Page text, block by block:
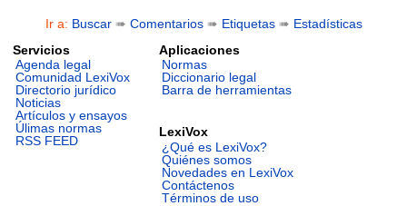
Ir a: Buscar➠ Comentarios➠ Etiquetas➠ Estadísticas
Servicios
Agenda legal
Comunidad LexiVox
Directorio jurídico
Noticias
Artículos y ensayos
Úlimas normas
RSS FEED
Aplicaciones
Normas
Diccionario legal
Barra de herramientas
LexiVox
¿Qué es LexiVox?
Quiénes somos
Novedades en LexiVox
Contáctenos
Términos de uso